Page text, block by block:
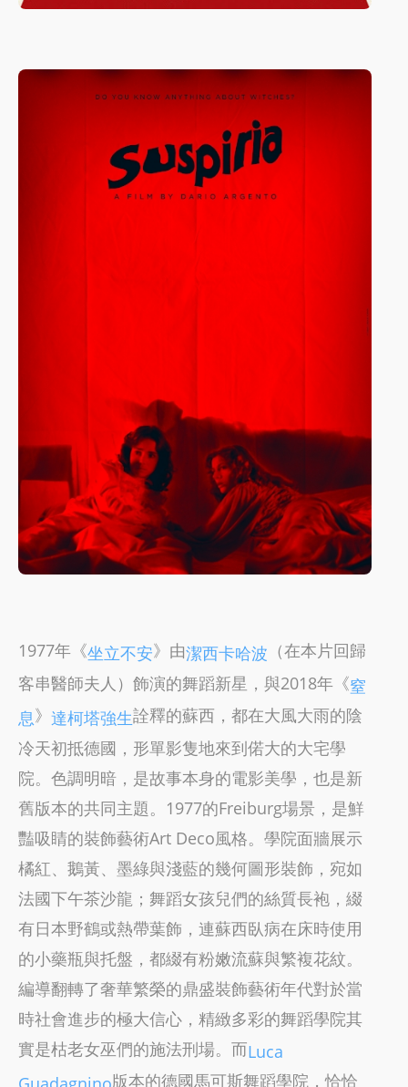
1977年《坐立不安》由潔西卡哈波 （在本片回歸
客串醫師夫人）飾演的舞蹈新星，與2018年《窒
息》 達柯塔強生詮釋的蘇西，都在大風大雨的陰
冷天初抵德國，形單影隻地來到偌大的大宅學
院。色調明暗，是故事本身的電影美學，也是新
舊版本的共同主題。1977的Freiburg場景，是鮮
豔吸睛的裝飾藝術Art Deco風格。學院面牆展示
橘紅、鵝黃、墨綠與淺藍的幾何圖形裝飾，宛如
法國下午茶沙龍；舞蹈女孩兒們的絲質長袍，綴
有日本野鶴或熱帶葉飾，連蘇西臥病在床時使用
的小藥瓶與托盤，都綴有粉嫩流蘇與繁複花紋。
編導翻轉了奢華繁榮的鼎盛裝飾藝術年代對於當
時社會進步的極大信心，精緻多彩的舞蹈學院其
實是枯老女巫們的施法刑場。而Luca
版本的德國馬可斯舞蹈學院，恰恰